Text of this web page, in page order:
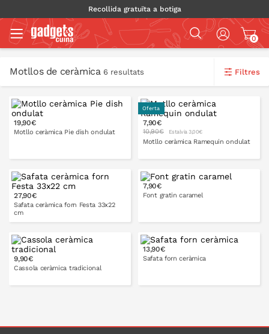
Recollida gratuïta a botiga
0
Motllos de ceràmica 6 resultats Filtres
19,90€
Motllo ceràmica Pie dish ondulat
Oferta
7,90€
10,90€ Estalvia 3,00€
Motllo ceràmica Ramequin ondulat
27,90€
Safata ceràmica forn Festa 33x22
cm
A LA CISTELLA
7,90€
Font gratin caramel
12 cm 16 cm
9,90€
Cassola ceràmica tradicional
28 cm 32 cm
13,90€
Safata forn ceràmica